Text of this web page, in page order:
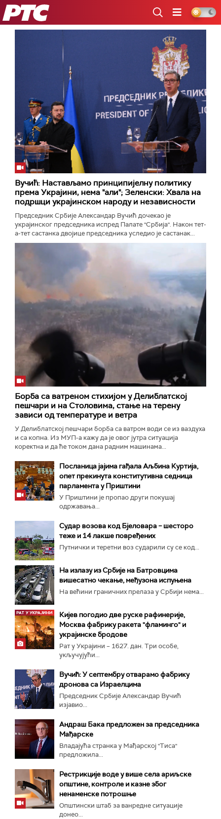
РТС
Вучић: Настављамо принципијелну политику
према Украјини, нема "али"; Зеленски: Хвала на
подршци украјинском народу и независности
Председник Србије Александар Вучић дочекао је
украјинског председника испред Палате "Србија". Након тет-
а-тет састанка двојице председника уследио је састанак...
Борба са ватреном стихијом у Делиблатској
пешчари и на Столовима, стање на терену
зависи од температуре и ветра
У Делиблатској пешчари борба са ватром води се из ваздуха
и са копна. Из МУП-а кажу да је овог јутра ситуација
коректна и да ће током дана радним машинама...
Посланица јајима гађала Аљбина Куртија,
опет прекинута конститутивна седница
парламента у Приштини
У Приштини је пропао други покушај
одржавања...
Судар возова код Бјеловара – шесторо
теже и 14 лакше повређених
Путнички и теретни воз сударили су се код...
На излазу из Србије на Батровцима
вишесатно чекање, међузона испуњена
На већини граничних прелаза у Србији нема...
Кијев погодио две руске рафинерије,
Москва фабрику ракета "фламинго" и
украјинске бродове
Рат у Украјини – 1627. дан. Три особе,
укључујући...
Вучић: У септембру отварамо фабрику
дронова са Израелцима
Председник Србије Александар Вучић
изјавио...
Андраш Бакa предложен за председника
Мађарске
Владајућа странка у Мађарској "Тиса"
предложила...
Рестрикције воде у више села ариљске
општине, контроле и казне због
ненаменске потрошње
Општински штаб за ванредне ситуације
донео...